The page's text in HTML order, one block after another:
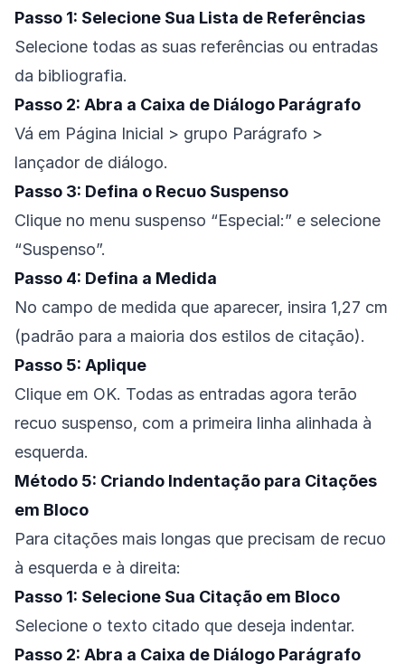
Passo 1: Selecione Sua Lista de Referências
Selecione todas as suas referências ou entradas
da bibliografia.
Passo 2: Abra a Caixa de Diálogo Parágrafo
Vá em Página Inicial > grupo Parágrafo >
lançador de diálogo.
Passo 3: Defina o Recuo Suspenso
Clique no menu suspenso “Especial:” e selecione
“Suspenso”.
Passo 4: Defina a Medida
No campo de medida que aparecer, insira 1,27 cm
(padrão para a maioria dos estilos de citação).
Passo 5: Aplique
Clique em OK. Todas as entradas agora terão
recuo suspenso, com a primeira linha alinhada à
esquerda.
Método 5: Criando Indentação para Citações
em Bloco
Para citações mais longas que precisam de recuo
à esquerda e à direita:
Passo 1: Selecione Sua Citação em Bloco
Selecione o texto citado que deseja indentar.
Passo 2: Abra a Caixa de Diálogo Parágrafo